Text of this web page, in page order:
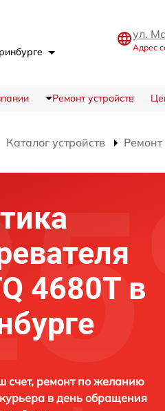
ул.
Адрес
Ремонт устройств
Каталог устройств
4680T в
счет, ремонт по желанию
в день обращения